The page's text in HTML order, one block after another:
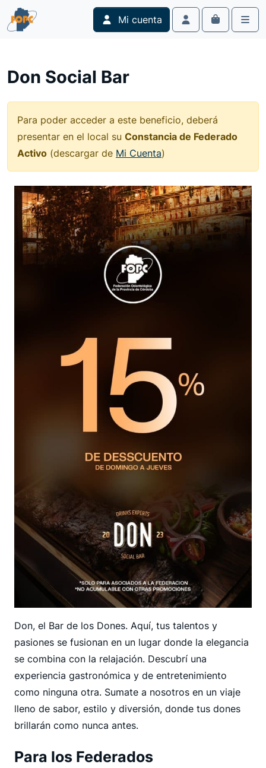
Skip to content
Skip to footer
Mi cuenta
Account
Cart
Don Social Bar
Para poder acceder a este beneficio, deberá
presentar en el local su Constancia de Federado
Activo (descargar de Mi Cuenta)
Don, el Bar de los Dones. Aquí, tus talentos y
pasiones se fusionan en un lugar donde la elegancia
se combina con la relajación. Descubrí una
experiencia gastronómica y de entretenimiento
como ninguna otra. Sumate a nosotros en un viaje
lleno de sabor, estilo y diversión, donde tus dones
brillarán como nunca antes.
Para los Federados